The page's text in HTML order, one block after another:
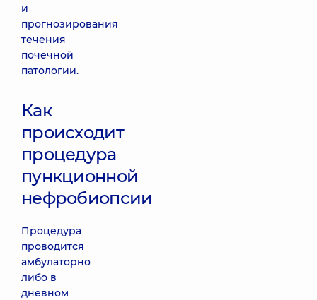
и
прогнозирования
течения
почечной
патологии.
Как
происходит
процедура
пункционной
нефробиопсии
Процедура
проводится
амбулаторно
либо в
дневном